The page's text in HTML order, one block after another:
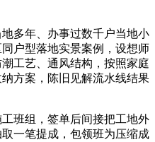
多年、办事过数千户当地小
户型落地实景案例，设想师
工艺、通风结构，按照家庭
方案，陈旧见解流水线结果
班组，签单后间接把工地外
一笔提成，包领班为压缩成